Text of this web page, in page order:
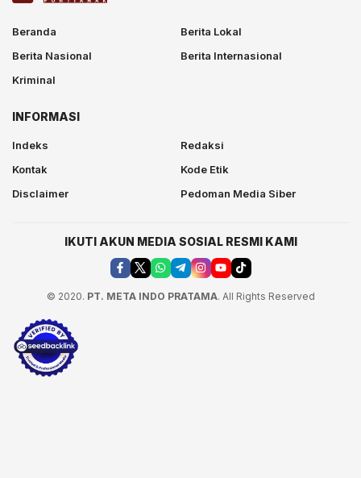
Beranda
Berita Lokal
Berita Nasional
Berita Internasional
Kriminal
INFORMASI
Indeks
Redaksi
Kontak
Kode Etik
Disclaimer
Pedoman Media Siber
IKUTI AKUN MEDIA SOSIAL RESMI KAMI
© 2020. PT. META INDO PRATAMA. All Rights Reserved